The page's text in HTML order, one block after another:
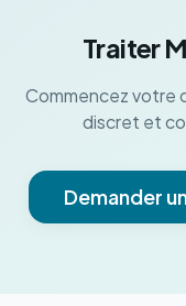
Traiter
Commencez votre
discret et
Demander